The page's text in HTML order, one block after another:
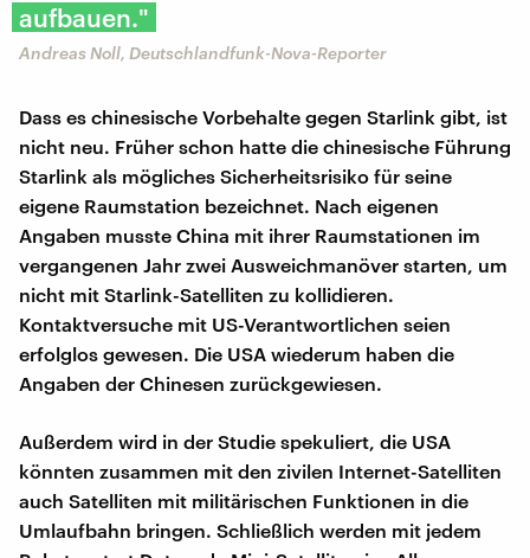
aufbauen."
Andreas Noll, Deutschlandfunk-Nova-Reporter
Dass es chinesische Vorbehalte gegen Starlink gibt, ist
nicht neu. Früher schon hatte die chinesische Führung
Starlink als mögliches Sicherheitsrisiko für seine
eigene Raumstation bezeichnet. Nach eigenen
Angaben musste China mit ihrer Raumstationen im
vergangenen Jahr zwei Ausweichmanöver starten, um
nicht mit Starlink-Satelliten zu kollidieren.
Kontaktversuche mit US-Verantwortlichen seien
erfolglos gewesen. Die USA wiederum haben die
Angaben der Chinesen zurückgewiesen.
Außerdem wird in der Studie spekuliert, die USA
könnten zusammen mit den zivilen Internet-Satelliten
auch Satelliten mit militärischen Funktionen in die
Umlaufbahn bringen. Schließlich werden mit jedem